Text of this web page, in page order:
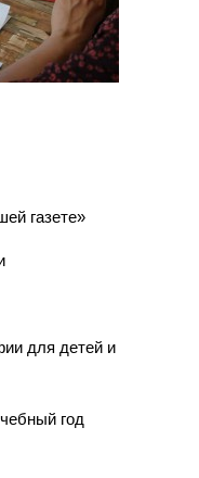
газете»
для детей и
год